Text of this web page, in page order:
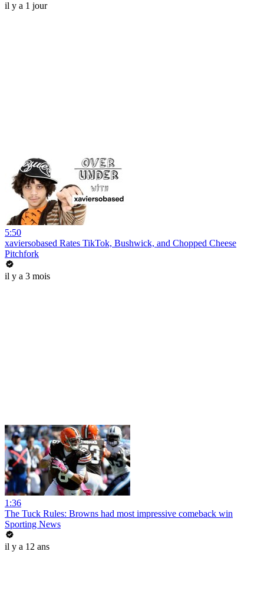
il y a 1 jour
5:50
xaviersobased Rates TikTok, Bushwick, and Chopped Cheese
Pitchfork
il y a 3 mois
1:36
The Tuck Rules: Browns had most impressive comeback win
Sporting News
il y a 12 ans